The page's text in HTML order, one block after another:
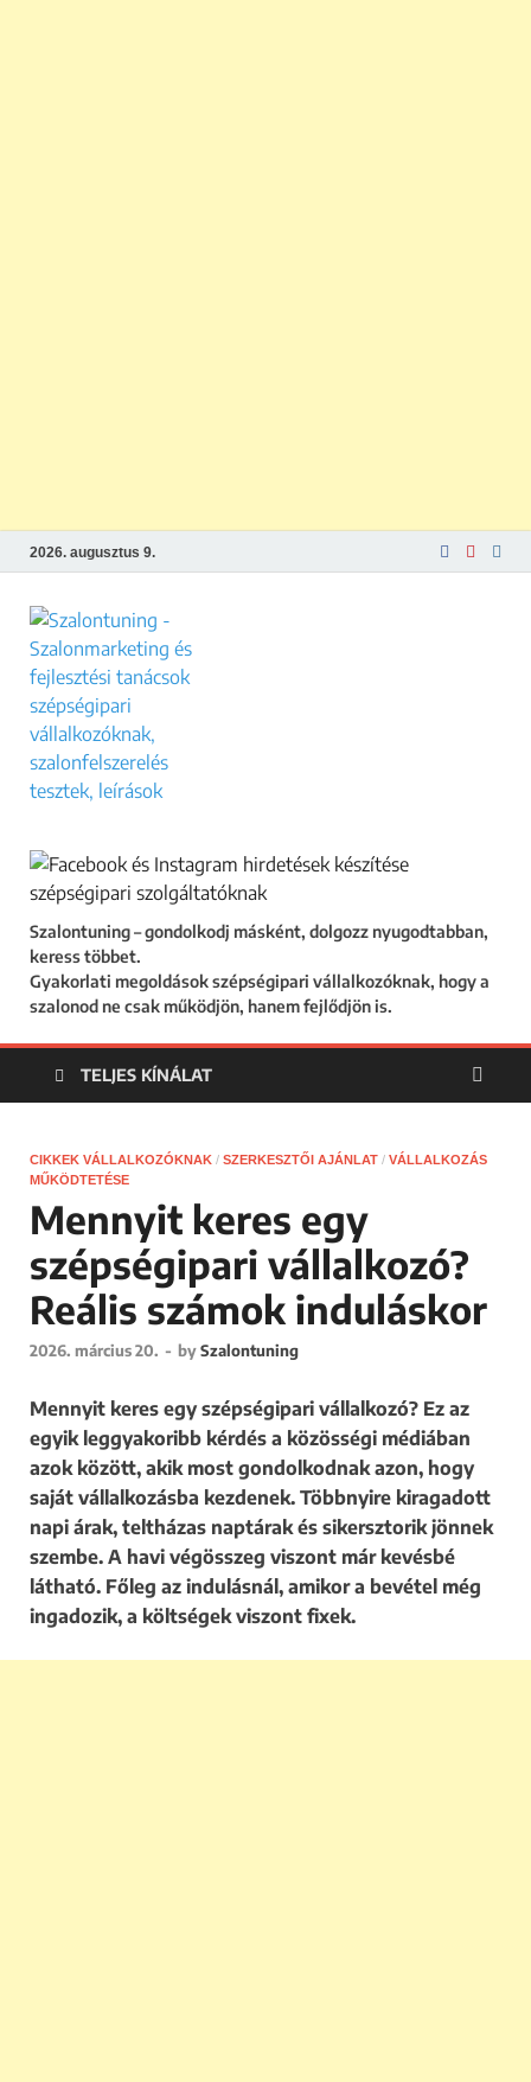
2026. augusztus 9.
Szalontuning – gondolkodj másként, dolgozz nyugodtabban,
keress többet.
Gyakorlati megoldások szépségipari vállalkozóknak, hogy a
szalonod ne csak működjön, hanem fejlődjön is.
TELJES KÍNÁLAT
CIKKEK VÁLLALKOZÓKNAK / SZERKESZTŐI AJÁNLAT / VÁLLALKOZÁS
MŰKÖDTETÉSE
Mennyit keres egy
szépségipari vállalkozó?
Reális számok induláskor
2026. március 20. - bySzalontuning
Mennyit keres egy szépségipari vállalkozó? Ez az
egyik leggyakoribb kérdés a közösségi médiában
azok között, akik most gondolkodnak azon, hogy
saját vállalkozásba kezdenek. Többnyire kiragadott
napi árak, teltházas naptárak és sikersztorik jönnek
szembe. A havi végösszeg viszont már kevésbé
látható. Főleg az indulásnál, amikor a bevétel még
ingadozik, a költségek viszont fixek.